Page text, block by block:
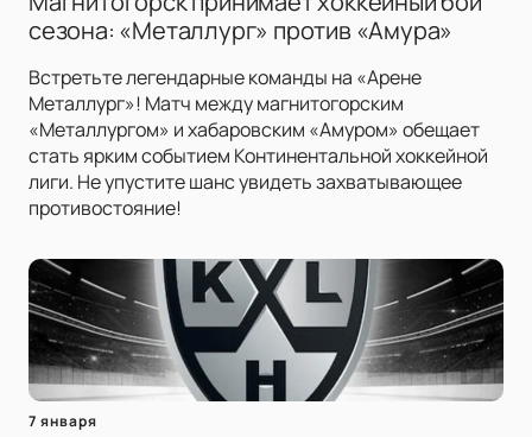
сезона: «Металлург» против «Амура»
Встретьте легендарные команды на «Арене
Металлург»! Матч между магнитогорским
«Металлургом» и хабаровским «Амуром» обещает
стать ярким событием Континентальной хоккейной
лиги. Не упустите шанс увидеть захватывающее
противостояние!
7 января